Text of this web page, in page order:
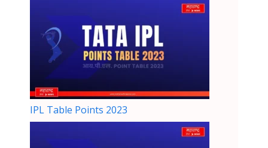
IPL Table Points 2023